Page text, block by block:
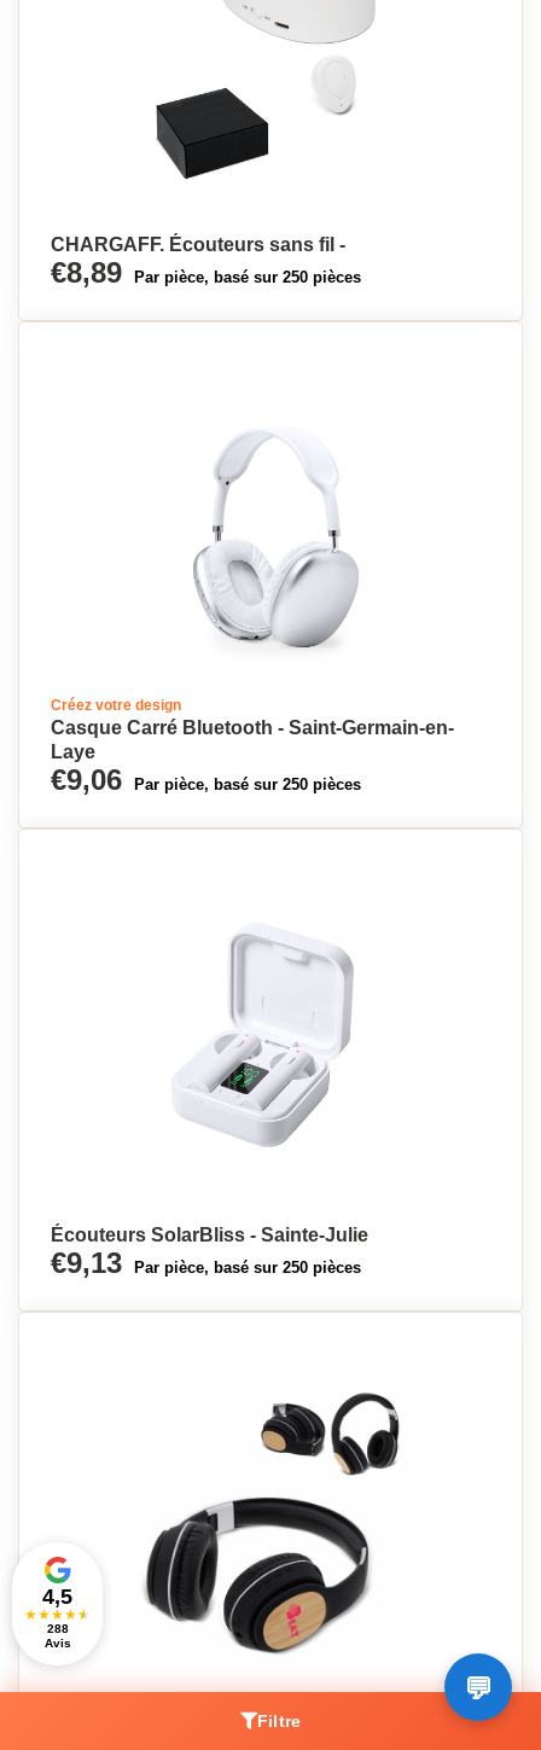
CHARGAFF. Écouteurs sans fil -
€8,89 Par pièce, basé sur 250 pièces
Créez votre design
Casque Carré Bluetooth - Saint-Germain-en-
Laye
€9,06 Par pièce, basé sur 250 pièces
Écouteurs SolarBliss - Sainte-Julie
€9,13 Par pièce, basé sur 250 pièces
Casque sans fil Harmony en bambou - Mérignac
Filtre
4,5
★★★★★
288
Avis